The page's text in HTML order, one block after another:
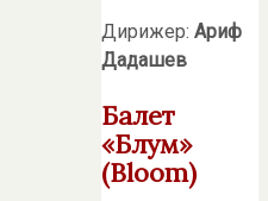
Дирижер: Ариф
Дадашев
Балет
«Блум»
(Bloom)